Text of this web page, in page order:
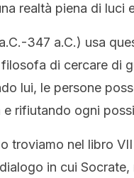
realtà piena di luci
347 a.C.) usa
di cercare di
lui, le persone
e rifiutando ogni
troviamo nel libro
in cui